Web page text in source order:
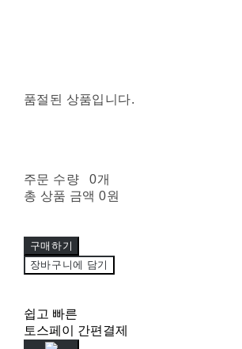
품절된 상품입니다.
주문 수량
0개
총 상품 금액 0원
구매하기
장바구니에 담기
쉽고 빠른
토스페이 간편결제